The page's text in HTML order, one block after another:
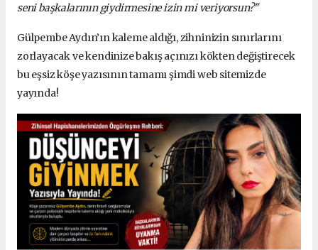
seni başkalarının giydirmesine izin mi veriyorsun?"
Gülpembe Aydın’ın kaleme aldığı, zihninizin sınırlarını
zorlayacak ve kendinize bakış açınızı kökten değiştirecek
bu eşsiz köşe yazısının tamamı şimdi web sitemizde
yayında!